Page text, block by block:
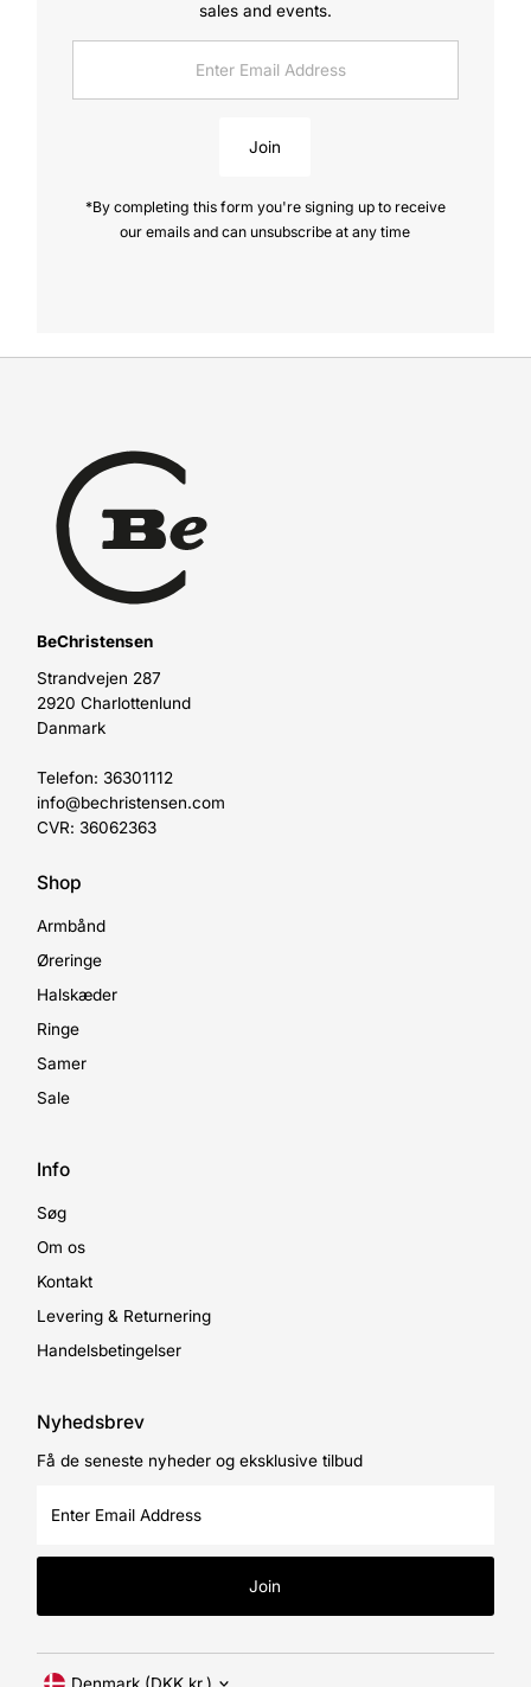
sales and events.
Address
Join
*By completing this form you're signing up to receive
our emails and can unsubscribe at any time
BeChristensen
Strandvejen 287
2920 Charlottenlund
Danmark
Telefon: 36301112
info@bechristensen.com
CVR: 36062363
Shop
Armbånd
Øreringe
Halskæder
Ringe
Samer
Sale
Info
Søg
Om os
Kontakt
Levering & Returnering
Handelsbetingelser
Nyhedsbrev
Få de seneste nyheder og eksklusive tilbud
Email
Join
Currency
Denmark (DKK kr.)